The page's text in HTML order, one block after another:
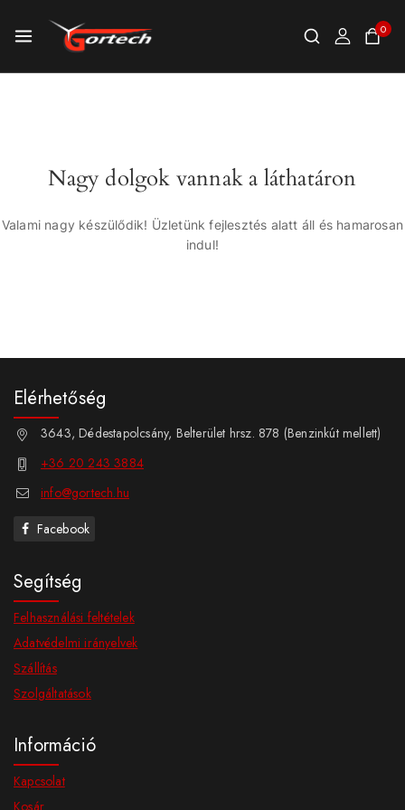
0
Nagy dolgok vannak a láthatáron
Valami nagy készülődik! Üzletünk fejlesztés alatt áll és hamarosan
indul!
Elérhetőség
3643, Dédestapolcsány, Belterület hrsz. 878 (Benzinkút mellett)
+36 20 243 3884
info@gortech.hu
Facebook
Segítség
Felhasználási feltételek
Adatvédelmi irányelvek
Szállítás
Szolgáltatások
Információ
Kapcsolat